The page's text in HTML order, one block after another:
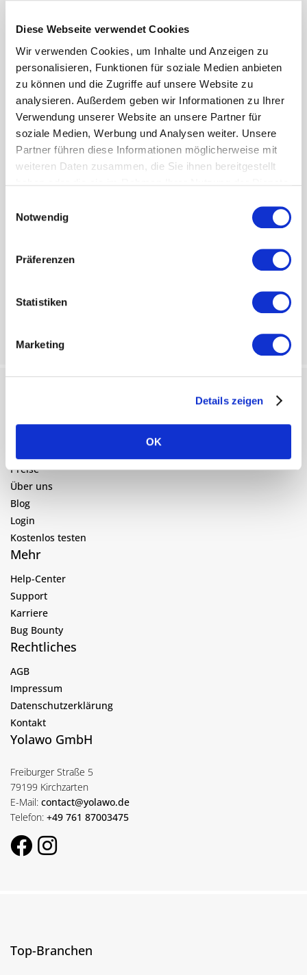
Diese Webseite verwendet Cookies
Wir verwenden Cookies, um Inhalte und Anzeigen zu
personalisieren, Funktionen für soziale Medien anbieten
zu können und die Zugriffe auf unsere Website zu
analysieren. Außerdem geben wir Informationen zu Ihrer
Verwendung unserer Website an unsere Partner für
soziale Medien, Werbung und Analysen weiter. Unsere
Partner führen diese Informationen möglicherweise mit
weiteren Daten zusammen, die Sie ihnen bereitgestellt
Notwendig
Präferenzen
Statistiken
Marketing
Details zeigen
OK
Preise
Über uns
Blog
Login
Kostenlos testen
Mehr
Help-Center
Support
Karriere
Bug Bounty
Rechtliches
AGB
Impressum
Datenschutzerklärung
Kontakt
Yolawo GmbH
Freiburger Straße 5
79199 Kirchzarten
E-Mail: contact@yolawo.de
Telefon: +49 761 87003475
Top-Branchen